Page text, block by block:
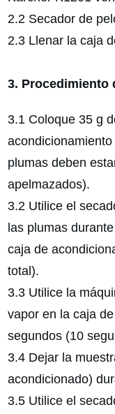
2.2 Secador de
2.3 Llenar la caja
3. Procedimiento
3.1 Coloque 35 g
plumas deben
apelmazados).
3.2 Utilice el
las plumas
caja de
total).
3.3 Utilice la
vapor en la caja
segundos (10
3.4 Dejar la
acondicionado)
3.5 Utilice el